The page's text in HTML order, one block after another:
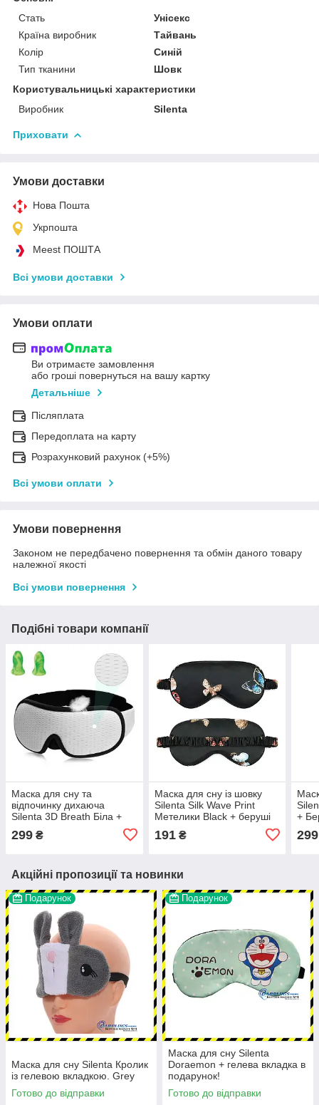
Стать
Унісекс
Країна виробник
Тайвань
Колір
Синій
Тип тканини
Шовк
Користувальницькі характеристики
Виробник
Silenta
Приховати
Умови доставки
Нова Пошта
Укрпошта
Meest ПОШТА
Всі умови доставки
Умови оплати
Ви отримаєте замовлення
або гроші повернуться на вашу картку
Детальніше
Післяплата
Передоплата на карту
Розрахунковий рахунок (+5%)
Всі умови оплати
Умови повернення
Законом не передбачено повернення та обмін даного товару
належної якості
Всі умови повернення
Подібні товари компанії
Маска для сну та
відпочинку дихаюча
Silenta 3D Breath Біла +
299 ₴
Маска для сну із шовку
Silenta Silk Wave Print
Метелики Black + беруші
191₴
+
299
Акційні пропозиції та новинки
Подарунок
Маска для сну Silenta Кролик
із гелевою вкладкою. Grey
Готово до відправки
Подарунок
Маска для сну Silenta
Doraemon + гелева вкладка в
подарунок!
Готово до відправки